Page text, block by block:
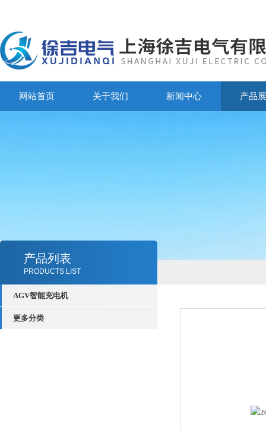
网站首页 关于我们 新闻中心 产品
产品列表
PRODUCTS LIST
AGV智能充电机
更多分类